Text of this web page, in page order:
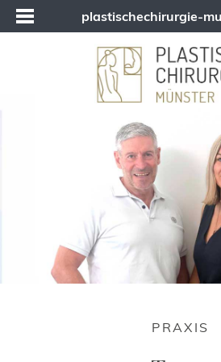
plastischechirurgie-
PRAXIS